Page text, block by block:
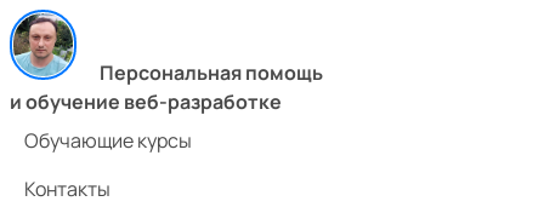
Персональная помощь
и обучение веб-разработке
Обучающие курсы
Контакты